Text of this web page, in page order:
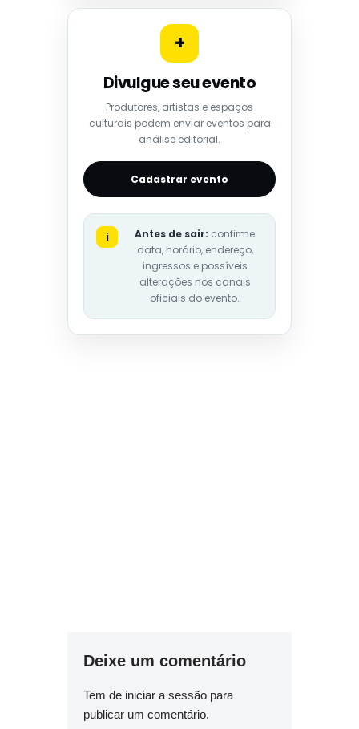
+
Divulgue seu evento
Produtores, artistas e espaços
culturais podem enviar eventos para
análise editorial.
Cadastrar evento
i Antes de sair: confirme
data, horário, endereço,
ingressos e possíveis
alterações nos canais
oficiais do evento.
Deixe um comentário
Tem de iniciar a sessão para
publicar um comentário.